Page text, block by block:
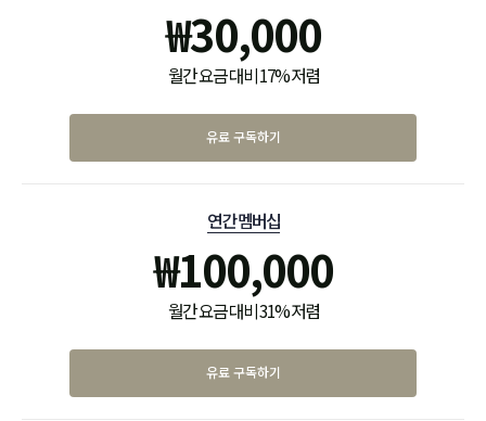
₩30,000
월간 요금 대비 17% 저렴
유료 구독하기
연간 멤버십
₩100,000
월간 요금 대비 31% 저렴
유료 구독하기